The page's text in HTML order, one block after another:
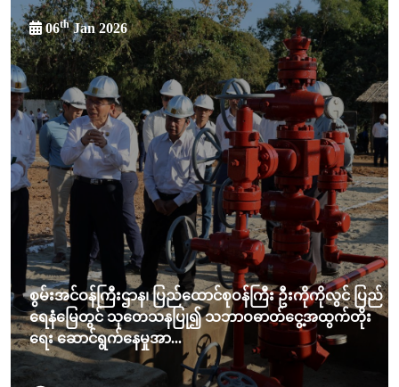
06thJan 2026
စွမ်းအင်ဝန်ကြီးဌာန၊ ပြည်ထောင်စုဝန်ကြီး ဦးကိုကိုလွင် ပြည်
ရေနံမြေတွင် သုတေသနပြု၍ သဘာဝဓာတ်ငွေ့အထွက်တိုး
ရေး ဆောင်ရွက်နေမှုအာ...